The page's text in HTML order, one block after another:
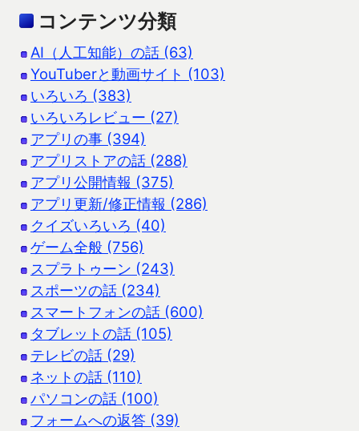
コンテンツ分類
AI（人工知能）の話 (63)
YouTuberと動画サイト (103)
いろいろ (383)
いろいろレビュー (27)
アプリの事 (394)
アプリストアの話 (288)
アプリ公開情報 (375)
アプリ更新/修正情報 (286)
クイズいろいろ (40)
ゲーム全般 (756)
スプラトゥーン (243)
スポーツの話 (234)
スマートフォンの話 (600)
タブレットの話 (105)
テレビの話 (29)
ネットの話 (110)
パソコンの話 (100)
フォームへの返答 (39)